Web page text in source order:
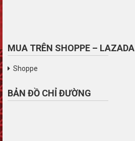
MUA TRÊN SHOPPE – LAZADA
Shoppe
BẢN ĐỒ CHỈ ĐƯỜNG